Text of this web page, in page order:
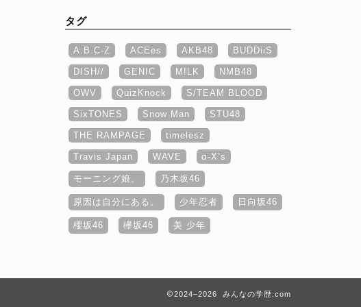
タグ
A.B.C-Z ACEes AKB48 BUDDiiS
DISH// GENIC M!LK NMB48
OWV QuizKnock S/TEAM BLOOD
SixTONES Snow Man STU48
THE RAMPAGE timelesz
Travis Japan WAVE α‐X’s
モーニング娘。 乃木坂46
原因は自分にある。 少年忍者 日向坂46
櫻坂46 欅坂46 美 少年
2024–2026 みんなの学歴.com